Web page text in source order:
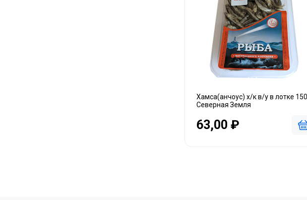
Хамса(анчоус) х/к в/у в лотке
Северная Земля
63,00 ₽